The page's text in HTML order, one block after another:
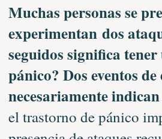
Muchas personas se
experimentan dos
seguidos significa
pánico? Dos eventos
necesariamente
el trastorno de pánico